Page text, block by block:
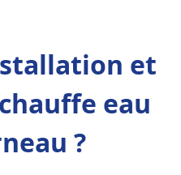
et
eau
?